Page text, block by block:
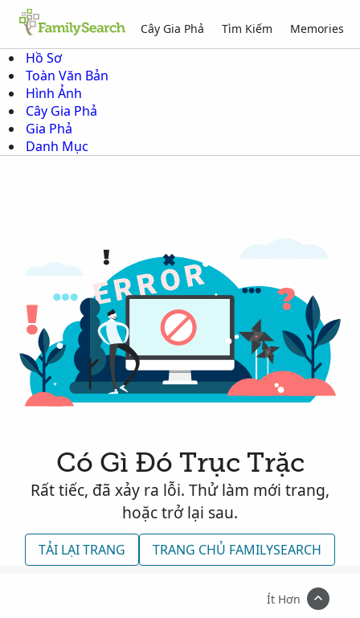
Cây Gia Phả Tìm Kiếm Memories
Hồ Sơ
Toàn Văn Bản
Hình Ảnh
Cây Gia Phả
Gia Phả
Danh Mục
Có Gì Đó Trục Trặc
Rất tiếc, đã xảy ra lỗi. Thử làm mới trang,
hoặc trở lại sau.
TẢI LẠI TRANG TRANG CHỦ FAMILYSEARCH
Ít Hơn